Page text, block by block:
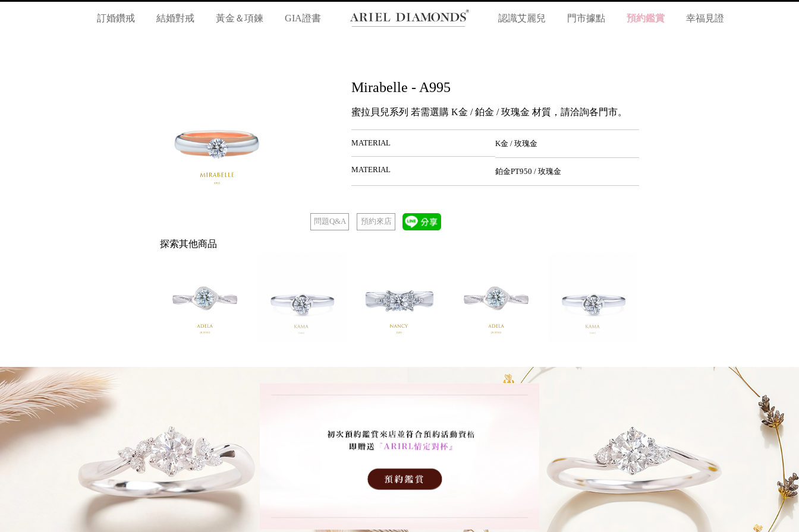
訂婚鑽戒 結婚對戒 黃金＆項鍊 GIA證書 認識艾麗兒 門市據點 預約鑑賞 幸福見證
Mirabelle - A995
蜜拉貝兒系列 若需選購 K金 / 鉑金 / 玫瑰金 材質，請洽詢各門市。
MATERIAL K金 / 玫瑰金
MATERIAL 鉑金PT950 / 玫瑰金
問題Q&A 預約來店
探索其他商品